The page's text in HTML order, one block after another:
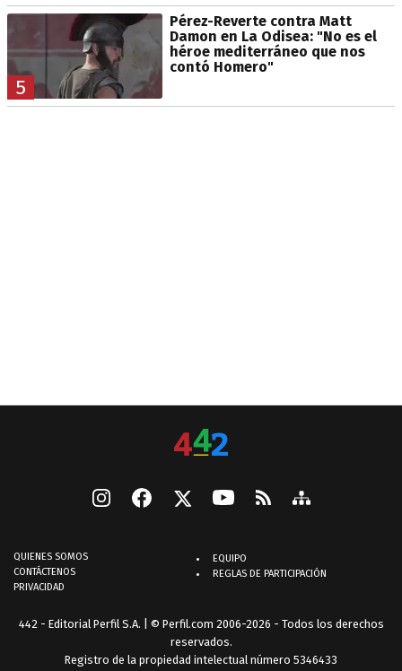
5
Pérez-Reverte contra Matt
Damon en La Odisea: "No es el
héroe mediterráneo que nos
contó Homero"
QUIENES SOMOS
CONTÁCTENOS
PRIVACIDAD
EQUIPO
REGLAS DE PARTICIPACIÓN
442 - Editorial Perfil S.A. | © Perfil.com 2006-2026 - Todos los derechos
reservados.
Registro de la propiedad intelectual número 5346433